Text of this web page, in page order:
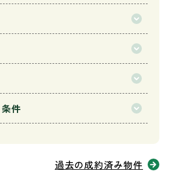
件
過去の成約済み物件